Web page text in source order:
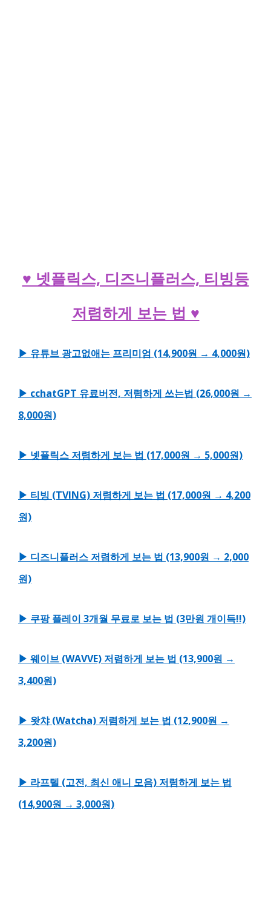
♥ 넷플릭스, 디즈니플러스, 티빙등
저렴하게 보는 법 ♥
▶ 유튜브 광고없애는 프리미엄 (14,900원 → 4,000원)
▶ cchatGPT 유료버전, 저렴하게 쓰는법 (26,000원 →
8,000원)
▶ 넷플릭스 저렴하게 보는 법 (17,000원 → 5,000원)
▶ 티빙 (TVING) 저렴하게 보는 법 (17,000원 → 4,200
원)
▶ 디즈니플러스 저렴하게 보는 법 (13,900원 → 2,000
원)
▶ 쿠팡 플레이 3개월 무료로 보는 법 (3만원 개이득!!)
▶ 웨이브 (WAVVE) 저렴하게 보는 법 (13,900원 →
3,400원)
▶ 왓챠 (Watcha) 저렴하게 보는 법 (12,900원 →
3,200원)
▶ 라프텔 (고전, 최신 애니 모음) 저렴하게 보는 법
(14,900원 → 3,000원)